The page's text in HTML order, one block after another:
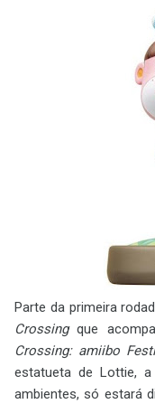
Parte da primeira
Crossingque
Crossing: amiibo
estatueta de Lottie,
ambientes, só estará